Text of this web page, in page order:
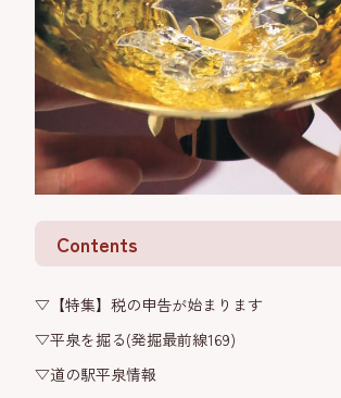
Contents
▽【特集】税の申告が始まります
▽平泉を掘る(発掘最前線169)
▽道の駅平泉情報